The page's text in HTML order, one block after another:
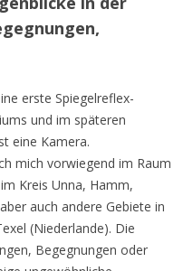
erste Spiegelreflex-
und im späteren
eine Kamera.
mich vorwiegend im Raum
Kreis Unna, Hamm,
auch andere Gebiete in
(Niederlande). Die
Begegnungen oder